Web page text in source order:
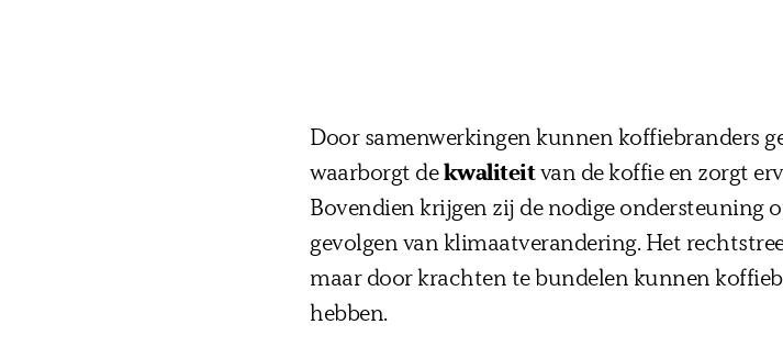
Door samenwerkingen kunnen koffiebranders
waarborgt dekwaliteitvan de koffie en zorgt
Bovendien krijgen zij de nodige ondersteuning
gevolgen van klimaatverandering. Het
maar door krachten te bundelen kunnen
hebben.